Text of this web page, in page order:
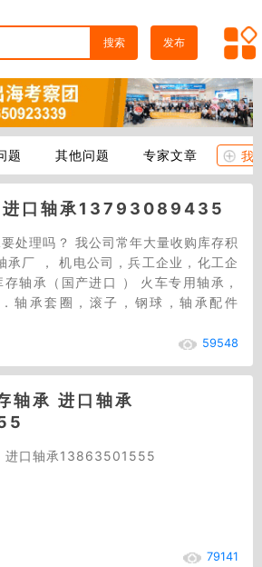
搜索 发布
题 其他问题 专家文章 我
进口轴承13793089435
处理吗？ 我公司常年大量收购库存积
承厂 ， 机电公司，兵工企业，化工企
轴承（国产进口 ） 火车专用轴承，
轴承套圈，滚子，钢球，轴承配件
59548
轴承 进口轴承
进口轴承13863501555
79141